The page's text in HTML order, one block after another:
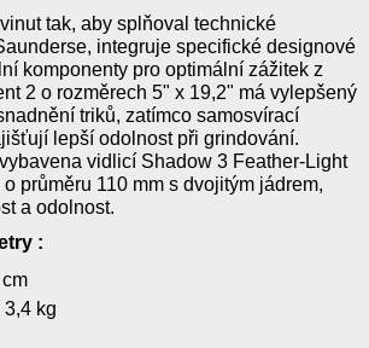
tak, aby splňoval technické
integruje specifické designové
komponenty pro optimální zážitek z
2 o rozměrech 5" x 19,2" má vylepšený
triků, zatímco samosvírací
lepší odolnost při grindování.
vidlicí Shadow 3 Feather-Light
průměru 110 mm s dvojitým jádrem,
a odolnost.
:
kg